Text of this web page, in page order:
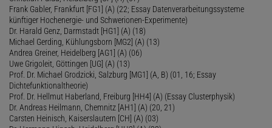
Frank Gabler, Frankfurt [FG1] (A) (22; Essay Datenverarbeitungssysteme
künftiger Hochenergie- und Schwerionen-Experimente)
Dr. Harald Genz, Darmstadt [HG1] (A) (18)
Michael Gerding, Kühlungsborn [MG2] (A) (13)
Andrea Greiner, Heidelberg [AG1] (A) (06)
Uwe Grigoleit, Göttingen [UG] (A) (13)
Prof. Dr. Michael Grodzicki, Salzburg [MG1] (A, B) (01, 16; Essay
Dichtefunktionaltheorie)
Prof. Dr. Hellmut Haberland, Freiburg [HH4] (A) (Essay Clusterphysik)
Dr. Andreas Heilmann, Chemnitz [AH1] (A) (20, 21)
Carsten Heinisch, Kaiserslautern [CH] (A) (03)